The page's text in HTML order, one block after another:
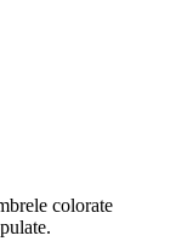
colorate